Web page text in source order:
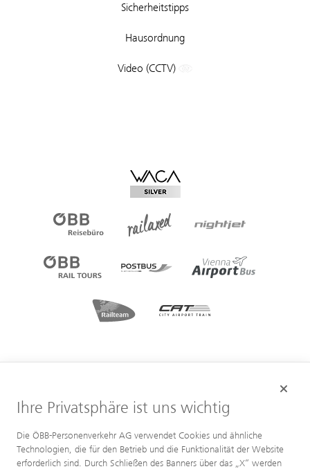
Ihre Privatsphäre ist uns wichtig
Die ÖBB-Personenverkehr AG verwendet Cookies und ähnliche
Technologien, die für den Betrieb und die Funktionalität der Website
erforderlich sind. Durch Schließen des Banners über das „X“ werden
Sicherheitstipps
Hausordnung
Video (CCTV)